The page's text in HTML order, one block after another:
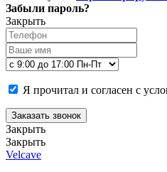
Забыли пароль?
Закрыть
Я прочитал и согласен с
Заказать звонок
Закрыть
Закрыть
Velcave